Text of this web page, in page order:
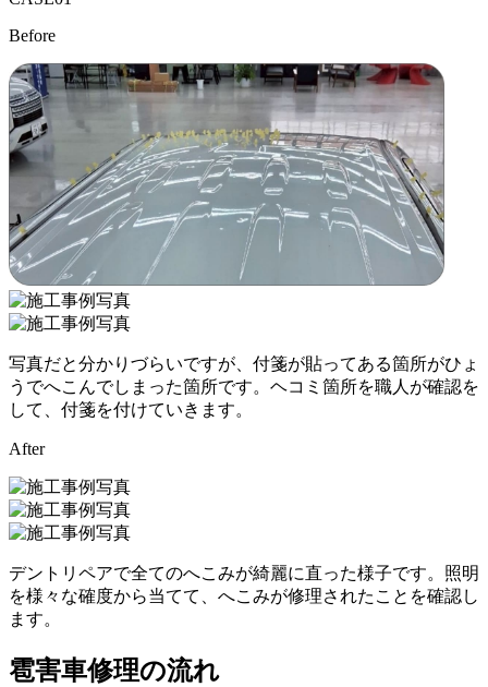
Before
写真だと分かりづらいですが、付箋が貼ってある箇所がひょ
うでへこんでしまった箇所です。ヘコミ箇所を職人が確認を
して、付箋を付けていきます。
After
デントリペアで全てのへこみが綺麗に直った様子です。照明
を様々な確度から当てて、へこみが修理されたことを確認し
ます。
雹害車修理の流れ